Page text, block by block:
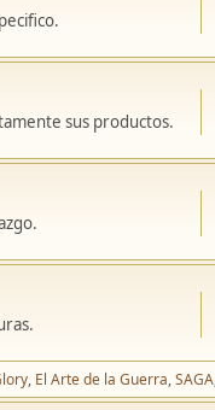
sus productos.
El Arte de la Guerra SAGA